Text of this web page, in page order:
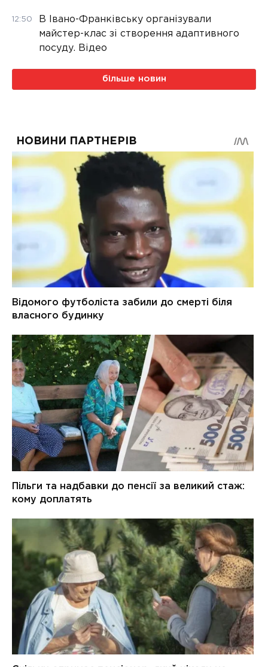
12:50
В Івано-Франківську організували
майстер-клас зі створення адаптивного
посуду. Відео
більше новин